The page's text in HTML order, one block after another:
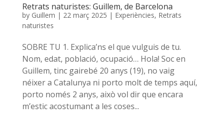
Retrats naturistes: Guillem, de Barcelona
by Guillem | 22 març 2025 | Experiències, Retrats
naturistes
SOBRE TU 1. Explica’ns el que vulguis de tu.
Nom, edat, població, ocupació… Hola! Soc en
Guillem, tinc gairebé 20 anys (19), no vaig
néixer a Catalunya ni porto molt de temps aquí,
porto només 2 anys, això vol dir que encara
m’estic acostumant a les coses...